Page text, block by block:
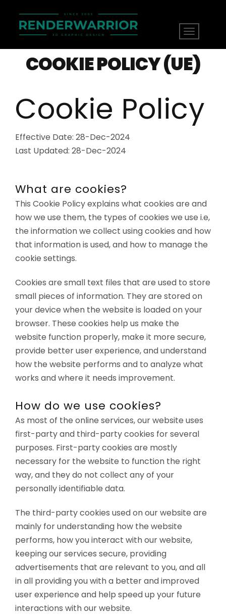
COOKIE POLICY (UE)
Cookie Policy
Effective Date: 28-Dec-2024
Last Updated: 28-Dec-2024
What are cookies?
This Cookie Policy explains what cookies are and
how we use them, the types of cookies we use i.e,
the information we collect using cookies and how
that information is used, and how to manage the
cookie settings.
Cookies are small text files that are used to store
small pieces of information. They are stored on
your device when the website is loaded on your
browser. These cookies help us make the
website function properly, make it more secure,
provide better user experience, and understand
how the website performs and to analyze what
works and where it needs improvement.
How do we use cookies?
As most of the online services, our website uses
first-party and third-party cookies for several
purposes. First-party cookies are mostly
necessary for the website to function the right
way, and they do not collect any of your
personally identifiable data.
The third-party cookies used on our website are
mainly for understanding how the website
performs, how you interact with our website,
keeping our services secure, providing
advertisements that are relevant to you, and all
in all providing you with a better and improved
user experience and help speed up your future
interactions with our website.